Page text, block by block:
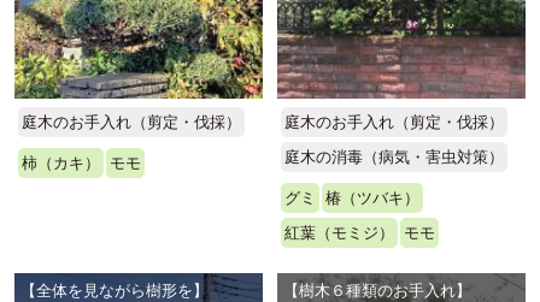
庭木のお手入れ（剪定・伐採）
柿（カキ） モモ
庭木のお手入れ（剪定・伐採）
庭木の消毒（病気・害虫対策）
グミ
椿（ツバキ）
紅葉（モミジ）
モモ
【全体を見ながら樹形を】
【樹木６種類のお手入れ】